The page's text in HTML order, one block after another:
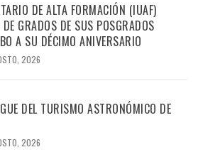
DE ALTA FORMACIÓN (IUAF)
DE GRADOS DE SUS POSGRADOS
A SU DÉCIMO ANIVERSARIO
2026
DEL TURISMO ASTRONÓMICO DE
2026